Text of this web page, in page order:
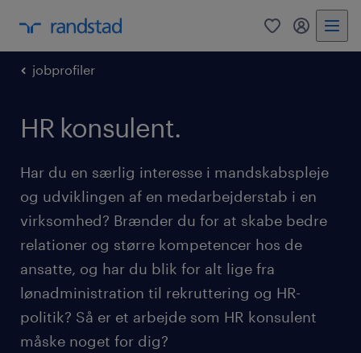
0
jobprofiler
HR konsulent.
Har du en særlig interesse i mandskabspleje
og udviklingen af en medarbejderstab i en
virksomhed? Brænder du for at skabe bedre
relationer og større kompetencer hos de
ansatte, og har du blik for alt lige fra
lønadministration til rekruttering og HR-
politik? Så er et arbejde som HR konsulent
måske noget for dig?